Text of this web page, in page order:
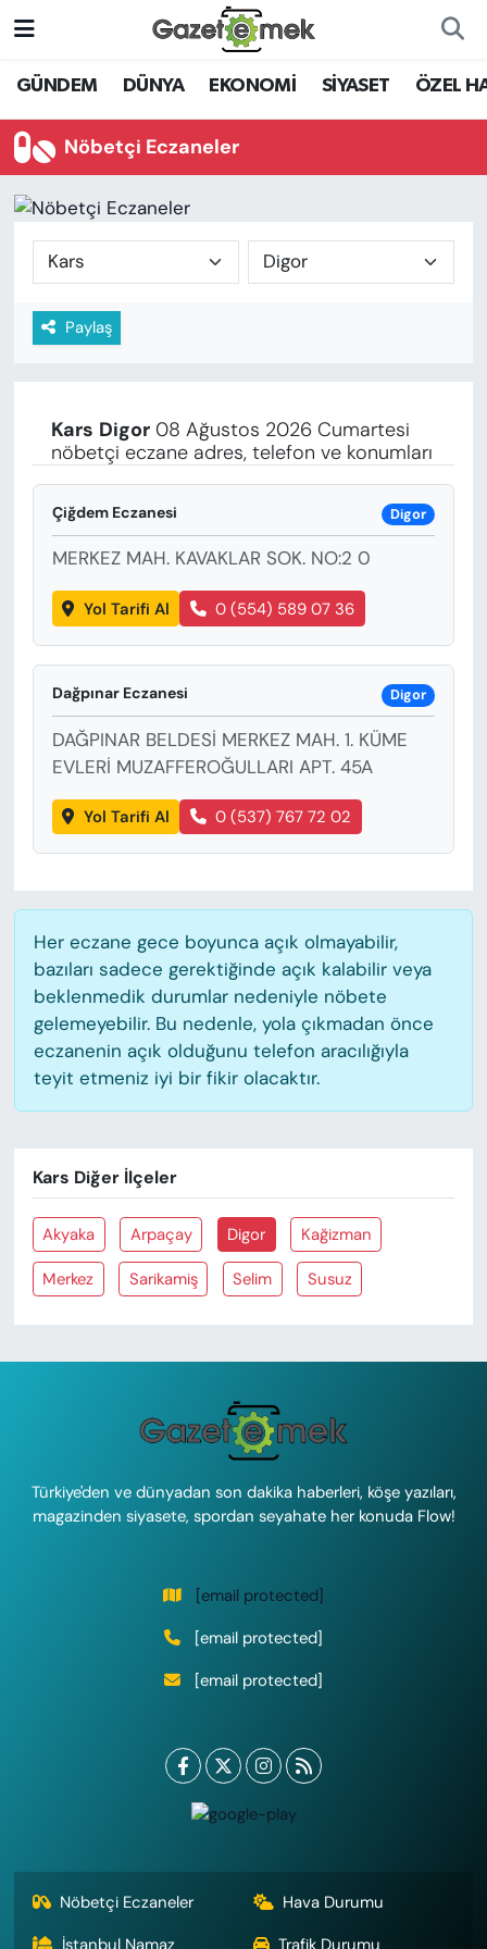
GÜNDEM DÜNYA EKONOMİ SİYASET ÖZEL
Nöbetçi Eczaneler
Paylaş
Kars Digor08 Ağustos 2026 Cumartesi
nöbetçi eczane adres, telefon ve konumları
Çiğdem Eczanesi Digor
MERKEZ MAH. KAVAKLAR SOK. NO:2 0
Yol Tarifi Al 0 (554) 589 07 36
Dağpınar Eczanesi Digor
DAĞPINAR BELDESİ MERKEZ MAH. 1. KÜME
EVLERİ MUZAFFEROĞULLARI APT. 45A
Yol Tarifi Al 0 (537) 767 72 02
Her eczane gece boyunca açık olmayabilir,
bazıları sadece gerektiğinde açık kalabilir veya
beklenmedik durumlar nedeniyle nöbete
gelemeyebilir. Bu nedenle, yola çıkmadan önce
eczanenin açık olduğunu telefon aracılığıyla
teyit etmeniz iyi bir fikir olacaktır.
Kars Diğer İlçeler
Akyaka Arpaçay Digor Kağizman
Merkez Sarikamiş Selim Susuz
Türkiye'den ve dünyadan son dakika haberleri, köşe yazıları,
magazinden siyasete, spordan seyahate her konuda Flow!
[email protected]
[email protected]
[email protected]
Nöbetçi Eczaneler
Hava Durumu
İstanbul Namaz
Trafik Durumu
DÜNYA
EKONOMİ
YENİ MEDYADA EMEK
GAZETECİLİĞİNİ GELİŞTİRMEK
FAYDALI BİLGİLER
EĞİTİM
SAĞLIK
SPOR
KÜLTÜR-SANAT
MAGAZİN
ÖZEL HABER
YAZAR KÖŞESİ
VAN VE DİYARBAKIR HABERLERİ
Nöbetçi Eczaneler
Hava Durumu
Trafik Durumu
Haber Arşivi